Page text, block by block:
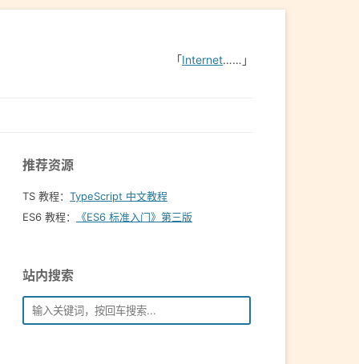
「Internet……」
推荐资源
TS 教程： TypeScript 中文教程
ES6 教程：
《ES6 标准入门》第三版
站内搜索